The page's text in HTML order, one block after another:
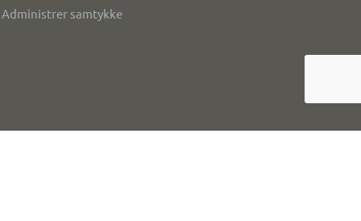
Administrer samtykke